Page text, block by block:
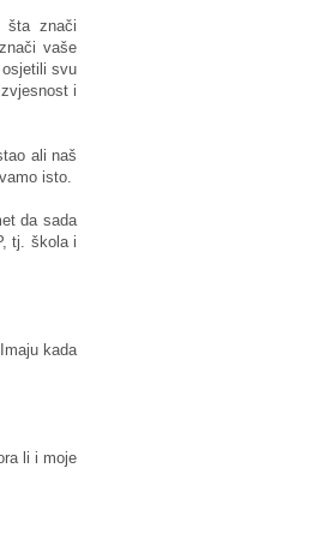
šta znači
vaše
svu
i
ali naš
isto.
da sada
tj. škola i
kada
li i moje